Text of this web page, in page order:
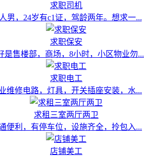
求职司机
男，24岁有c1证，驾龄两年。想求一...
求职保安
是售楼部，商场，8小时，小区物业勿...
求职电工
维修电路，灯具，开关插座安装，水...
求租三室两厅两卫
便利，有停车位，设施齐全，拎包入...
店铺美工